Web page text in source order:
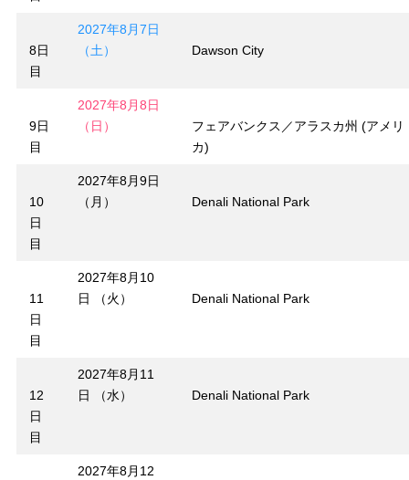
8日
目
2027年8月7日
（土）
Dawson City
9日
目
2027年8月8日
（日）
フェアバンクス／アラスカ州 (アメリ
カ)
10
日
目
2027年8月9日
（月）
Denali National Park
11
日
目
2027年8月10
日 （火）
Denali National Park
12
日
目
2027年8月11
日 （水）
Denali National Park
2027年8月12